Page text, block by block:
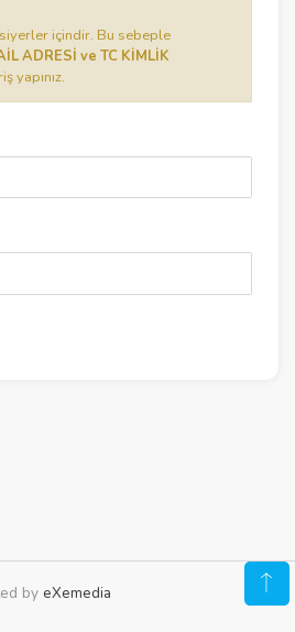
içindir. Bu sebeple
ADRESİ ve TC KİMLİK
yapınız.
by eXemedia